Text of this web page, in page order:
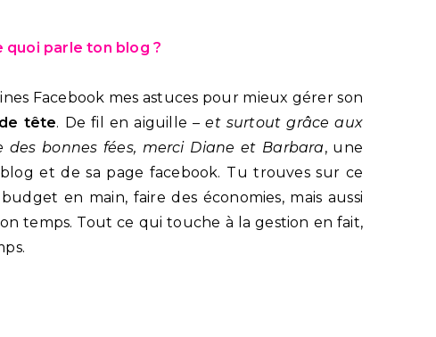
quoi parle ton blog ?
Facebook mes astuces pour mieux gérer son
tête. De fil en aiguille –et surtout grâce aux
bonnes fées, merci Diane et Barbara, une
et de sa page facebook. Tu trouves sur ce
en main, faire des économies, mais aussi
temps. Tout ce qui touche à la gestion en fait,